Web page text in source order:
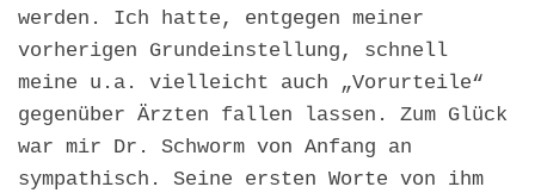
werden. Ich hatte, entgegen meiner
vorherigen Grundeinstellung, schnell
meine u.a. vielleicht auch „Vorurteile“
gegenüber Ärzten fallen lassen. Zum Glück
war mir Dr. Schworm von Anfang an
sympathisch. Seine ersten Worte von ihm